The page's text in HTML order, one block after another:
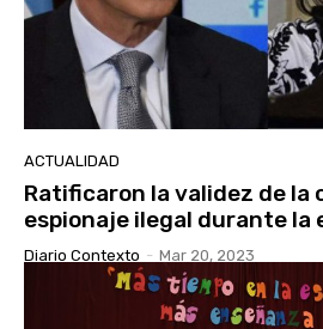
ACTUALIDAD
Ratificaron la validez de la
espionaje ilegal durante la
Diario Contexto - Mar 20, 2023